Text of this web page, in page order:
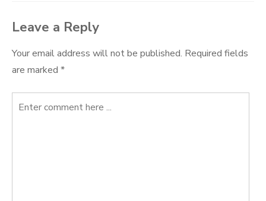
Leave a Reply
Your email address will not be published. Required fields
are marked *